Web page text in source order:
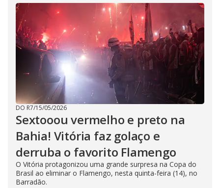
DO R7/15/05/2026
Sextooou vermelho e preto na
Bahia! Vitória faz golaço e
derruba o favorito Flamengo
O Vitória protagonizou uma grande surpresa na Copa do
Brasil ao eliminar o Flamengo, nesta quinta-feira (14), no
Barradão.